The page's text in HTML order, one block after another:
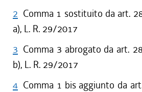
2 Comma 1 sostituito da art.
a), L. R. 29/2017
3 Comma 3 abrogato da art.
b), L. R. 29/2017
4 Comma 1 bis aggiunto da